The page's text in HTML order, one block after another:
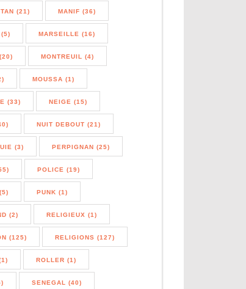
(21) MANIF (36)
(5) MARSEILLE (16)
MONTREUIL (4)
MOUSSA (1)
(33) NEIGE (15)
NUIT DEBOUT (21)
(3) PERPIGNAN (25)
POLICE (19)
PUNK (1)
(2) RELIGIEUX (1)
(125) RELIGIONS (127)
ROLLER (1)
SENEGAL (40)